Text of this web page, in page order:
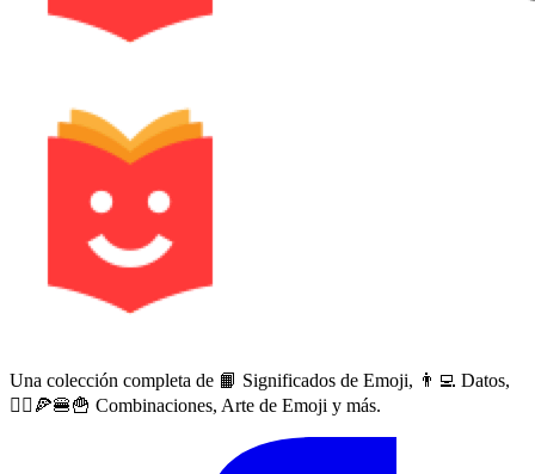
Una colección completa de 📙 Significados de Emoji, 👨‍💻 Datos,
🙅‍♀️🍕🍔🍟 Combinaciones, Arte de Emoji y más.